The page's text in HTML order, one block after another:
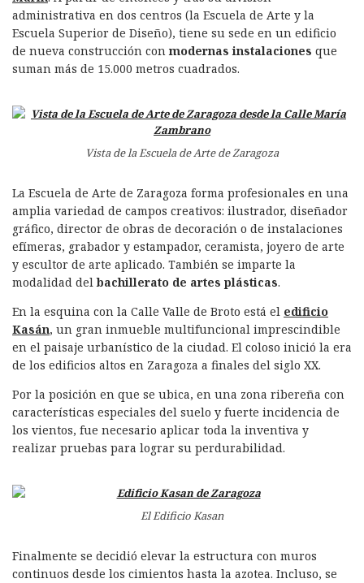
administrativa en dos centros (la Escuela de Arte y la
Escuela Superior de Diseño), tiene su sede en un edificio
de nueva construcción conmodernas instalaciones que
suman más de 15.000 metros cuadrados.
Vista de la Escuela de Arte de Zaragoza
La Escuela de Arte de Zaragoza forma profesionales en una
amplia variedad de campos creativos: ilustrador, diseñador
gráfico, director de obras de decoración o de instalaciones
efímeras, grabador y estampador, ceramista, joyero de arte
y escultor de arte aplicado. También se imparte la
modalidad delbachillerato de artes plásticas.
En la esquina con la Calle Valle de Broto está el edificio
Kasán, un gran inmueble multifuncional imprescindible
en el paisaje urbanístico de la ciudad. El coloso inició la era
de los edificios altos en Zaragoza a finales del siglo XX.
Por la posición en que se ubica, en una zona ribereña con
características especiales del suelo y fuerte incidencia de
los vientos, fue necesario aplicar toda la inventiva y
realizar pruebas para lograr su perdurabilidad.
El Edificio Kasan
Finalmente se decidió elevar la estructura con muros
continuos desde los cimientos hasta la azotea. Incluso, se